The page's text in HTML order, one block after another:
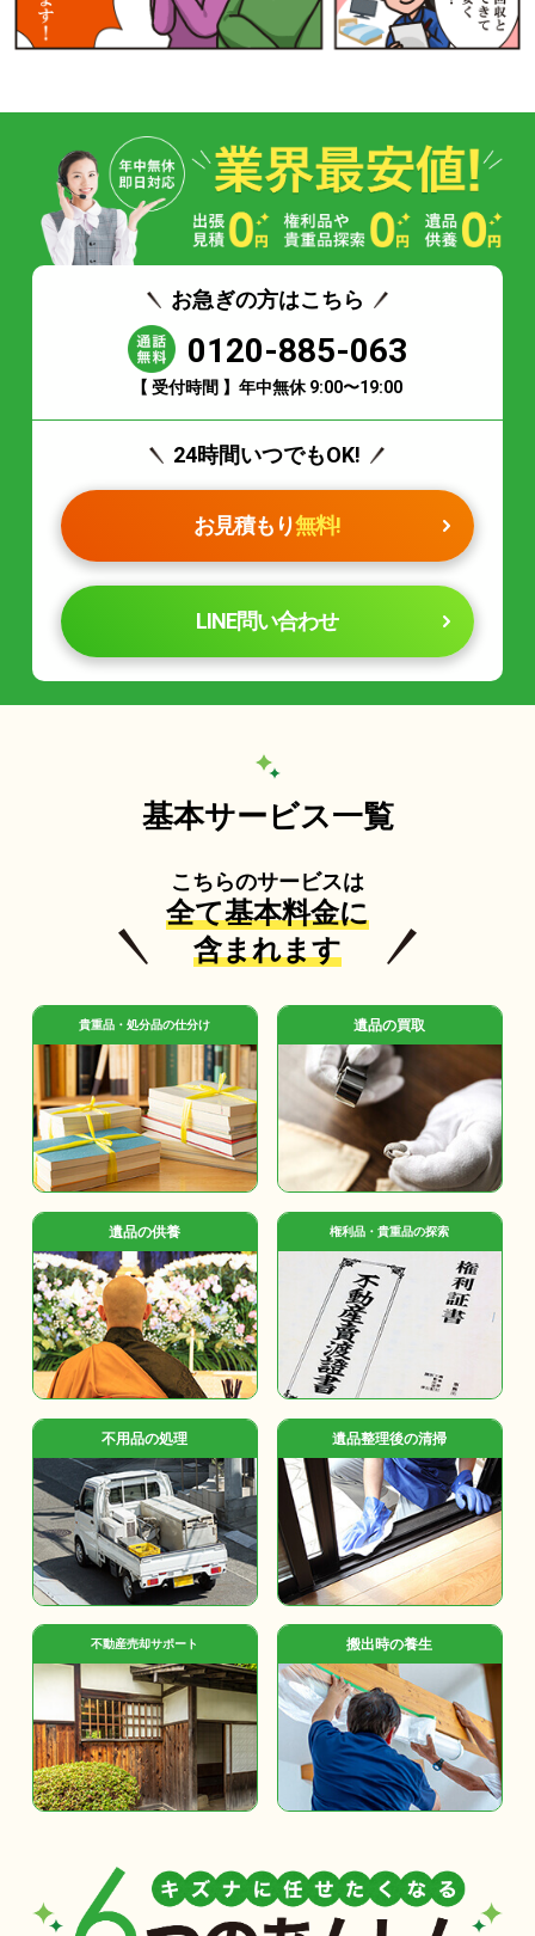
お急ぎの方はこちら
0120-885-063
【 受付時間 】年中無休 9:00〜19:00
24時間いつでもOK!
お見積もり無料!
LINE問い合わせ
基本サービス一覧
こちらのサービスは
全て基本料金に
含まれます
貴重品・処分品の仕分け 遺品の買取
遺品の供養 権利品・貴重品の探索
不用品の処理 遺品整理後の清掃
不動産売却サポート 搬出時の養生